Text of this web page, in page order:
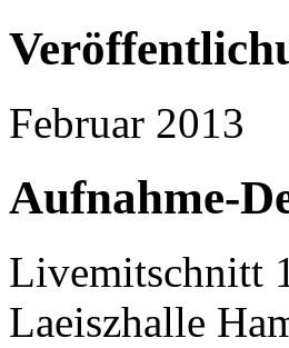
Februar 2013
Aufnahme-
Livemitschnitt
Laeiszhalle